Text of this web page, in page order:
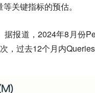
关键指标的预估。
据报道，2024年8月份
，过去12个月内Queries